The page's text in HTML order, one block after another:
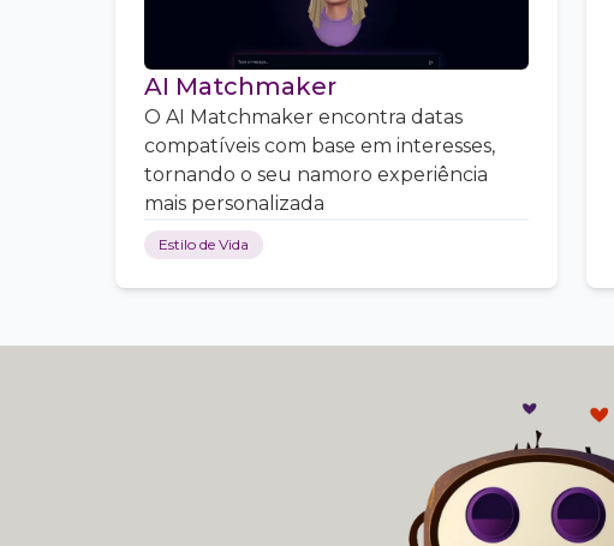
AI Matchmaker
O AI Matchmaker encontra datas
compatíveis com base em interesses,
tornando o seu namoro experiência
mais personalizada
Estilo de Vida